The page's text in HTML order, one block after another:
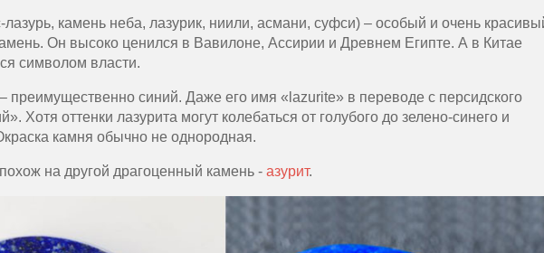
лазурь, камень неба, лазурик, ниили, асмани, суфси) – особый и очень
Он высоко ценился в Вавилоне, Ассирии и Древнем Египте. А в Китае
символом власти.
преимущественно синий. Даже его имя «lazurite» в переводе с персидского
Хотя оттенки лазурита могут колебаться от голубого до зелено-синего и
камня обычно не однородная.
на другой драгоценный камень - азурит.